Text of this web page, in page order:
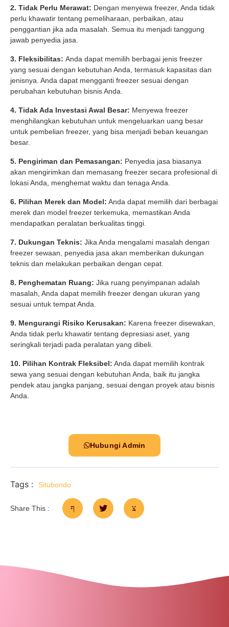
2. Tidak Perlu Merawat: Dengan menyewa freezer, Anda tidak
perlu khawatir tentang pemeliharaan, perbaikan, atau
penggantian jika ada masalah. Semua itu menjadi tanggung
jawab penyedia jasa.
3. Fleksibilitas: Anda dapat memilih berbagai jenis freezer
yang sesuai dengan kebutuhan Anda, termasuk kapasitas dan
jenisnya. Anda dapat mengganti freezer sesuai dengan
perubahan kebutuhan bisnis Anda.
4. Tidak Ada Investasi Awal Besar: Menyewa freezer
menghilangkan kebutuhan untuk mengeluarkan uang besar
untuk pembelian freezer, yang bisa menjadi beban keuangan
besar.
5. Pengiriman dan Pemasangan: Penyedia jasa biasanya
akan mengirimkan dan memasang freezer secara profesional di
lokasi Anda, menghemat waktu dan tenaga Anda.
6. Pilihan Merek dan Model: Anda dapat memilih dari berbagai
merek dan model freezer terkemuka, memastikan Anda
mendapatkan peralatan berkualitas tinggi.
7. Dukungan Teknis: Jika Anda mengalami masalah dengan
freezer sewaan, penyedia jasa akan memberikan dukungan
teknis dan melakukan perbaikan dengan cepat.
8. Penghematan Ruang: Jika ruang penyimpanan adalah
masalah, Anda dapat memilih freezer dengan ukuran yang
sesuai untuk tempat Anda.
9. Mengurangi Risiko Kerusakan: Karena freezer disewakan,
Anda tidak perlu khawatir tentang depresiasi aset, yang
seringkali terjadi pada peralatan yang dibeli.
10. Pilihan Kontrak Fleksibel: Anda dapat memilih kontrak
sewa yang sesuai dengan kebutuhan Anda, baik itu jangka
pendek atau jangka panjang, sesuai dengan proyek atau bisnis
Anda.
Hubungi Admin
Tags : Situbondo
Share This :